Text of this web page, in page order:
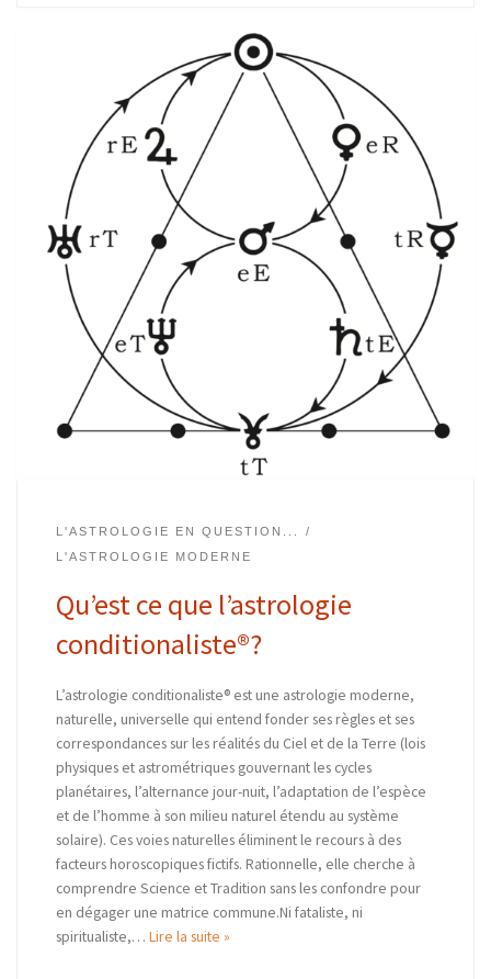
L'ASTROLOGIE EN QUESTION...
L'ASTROLOGIE MODERNE
Qu’est ce que l’astrologie
conditionaliste®?
L’astrologie conditionaliste® est une astrologie moderne,
naturelle, universelle qui entend fonder ses règles et ses
correspondances sur les réalités du Ciel et de la Terre (lois
physiques et astrométriques gouvernant les cycles
planétaires, l’alternance jour-nuit, l’adaptation de l’espèce
et de l’homme à son milieu naturel étendu au système
solaire). Ces voies naturelles éliminent le recours à des
facteurs horoscopiques fictifs. Rationnelle, elle cherche à
comprendre Science et Tradition sans les confondre pour
en dégager une matrice commune.Ni fataliste, ni
spiritualiste,… Lire la suite »